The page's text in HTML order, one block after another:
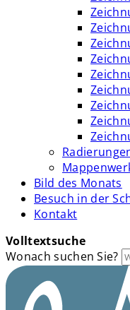
Bild des Monats
Besuch in der
Kontakt
Volltextsuche
Wonach suchen Sie?